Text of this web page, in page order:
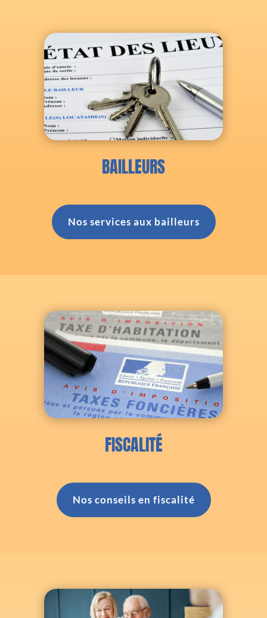
BAILLEURS
Nos services aux bailleurs
FISCALITÉ
Nos conseils en fiscalité